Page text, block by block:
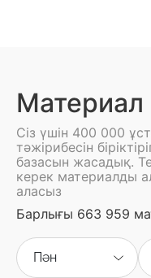
Материал
Сіз үшін 400 000
тәжірибесін
базасын жасадық.
керек материалды
аласыз
Барлығы 663 959
Пән